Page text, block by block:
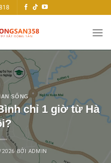
SỐNG
chỉ 1 giờ từ Hà
BỞI ADMIN